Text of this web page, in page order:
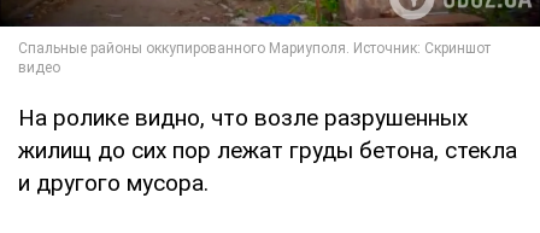
На ролике видно, что возле разрушенных
жилищ до сих пор лежат груды бетона, стекла
и другого мусора.